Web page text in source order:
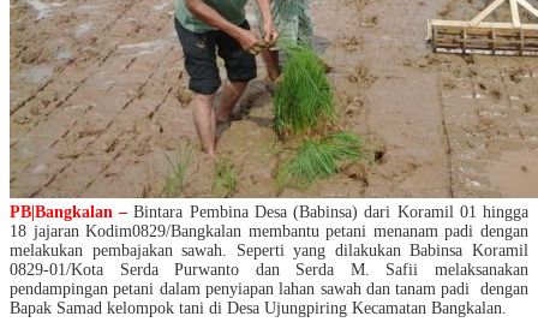
PB|Bangkalan – Bintara Pembina Desa (Babinsa) dari Koramil 01 hingga
18 jajaran Kodim0829/Bangkalan membantu petani menanam padi dengan
melakukan pembajakan sawah. Seperti yang dilakukan Babinsa Koramil
0829-01/Kota Serda Purwanto dan Serda M. Safii melaksanakan
pendampingan petani dalam penyiapan lahan sawah dan tanam padi dengan
Bapak Samad kelompok tani di Desa Ujungpiring Kecamatan Bangkalan.